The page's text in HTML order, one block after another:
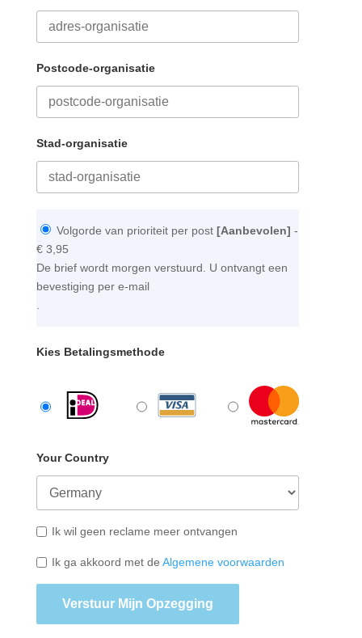
Postcode-organisatie
Stad-organisatie
Volgorde van prioriteit per post [Aanbevolen] -
€ 3,95
De brief wordt morgen verstuurd. U ontvangt een
bevestiging per e-mail
Kies Betalingsmethode
Your Country
Ik wil geen reclame meer ontvangen
Ik ga akkoord met de Algemene voorwaarden
Verstuur Mijn Opzegging